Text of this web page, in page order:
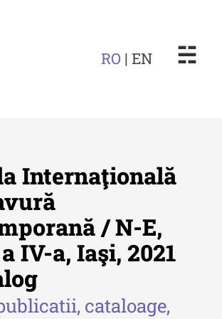
RO | EN ☵
istorice"
istorice" - XLIV
istorice" - XLIII
Internaţională
/ N-E,
IV-a, Iaşi, 2021
cataloage,